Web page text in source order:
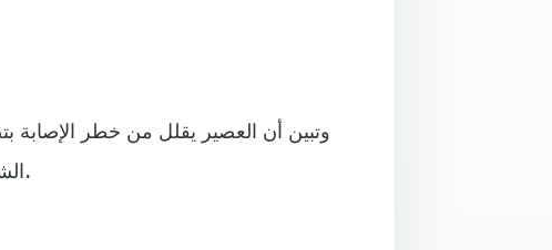
وتبين أن العصير يقلل من خطر
الشرايين بمواد دهنية تسمى اللويحات أو تصلب الشرايين.